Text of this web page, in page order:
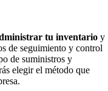
tu inventario y
de seguimiento y control
de suministros y
elegir el método que